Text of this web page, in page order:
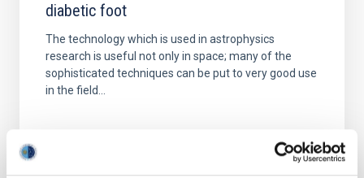
diabetic foot
The technology which is used in astrophysics
research is useful not only in space; many of the
sophisticated techniques can be put to very good use
in the field...